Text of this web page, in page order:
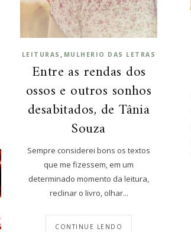
LEITURAS , MULHERIO DAS LETRAS
Entre as rendas dos
ossos e outros sonhos
desabitados, de Tânia
Souza
Sempre considerei bons os textos
que me fizessem, em um
determinado momento da leitura,
reclinar o livro, olhar...
CONTINUE LENDO